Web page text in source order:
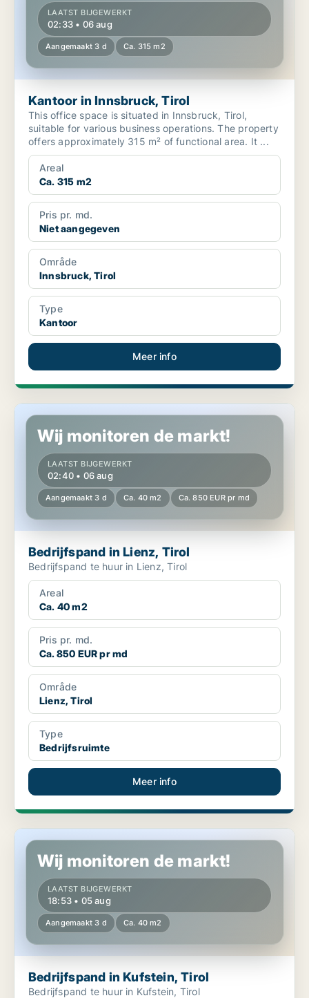
LAATST BIJGEWERKT
02:33 • 06 aug
Aangemaakt 3 d Ca. 315 m2
Kantoor in Innsbruck, Tirol
This office space is situated in Innsbruck, Tirol,
suitable for various business operations. The property
offers approximately 315 m² of functional area. It ...
Areal
Ca. 315 m2
Pris pr. md.
Niet aangegeven
Område
Innsbruck, Tirol
Type
Kantoor
Meer info
Bedrijfspand in Lienz, Tirol
Wij monitoren de markt!
LAATST BIJGEWERKT
02:40 • 06 aug
Aangemaakt 3 d Ca. 40 m2 Ca. 850 EUR pr md
Bedrijfspand in Lienz, Tirol
Bedrijfspand te huur in Lienz, Tirol
Areal
Ca. 40 m2
Pris pr. md.
Ca. 850 EUR pr md
Område
Lienz, Tirol
Type
Bedrijfsruimte
Meer info
Bedrijfspand in Kufstein, Tirol
Wij monitoren de markt!
LAATST BIJGEWERKT
18:53 • 05 aug
Aangemaakt 3 d Ca. 40 m2
Bedrijfspand in Kufstein, Tirol
Bedrijfspand te huur in Kufstein, Tirol